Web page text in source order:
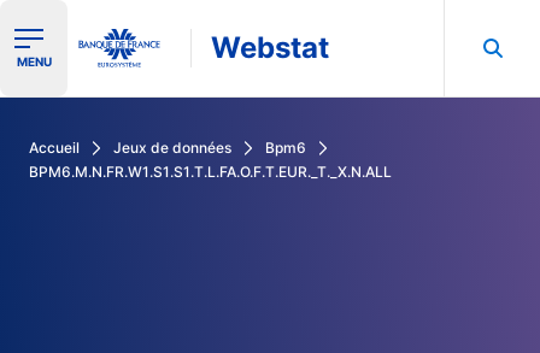
Ouvrir le menu de navigation
MENU Webstat
Accueil Jeux de données
Bpm6
BPM6.M.N.FR.W1.S1.S1.T.L.FA.O.F.T.EUR._T._X.N.ALL